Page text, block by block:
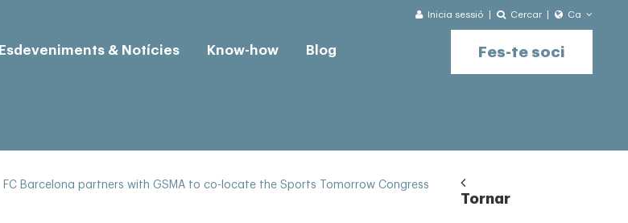
Inicia sessió Cercar Ca
Esdeveniments & Notícies Know-how Blog Fes-te soci
FC Barcelona partners with GSMA to co-locate the Sports Tomorrow Congress
Tornar